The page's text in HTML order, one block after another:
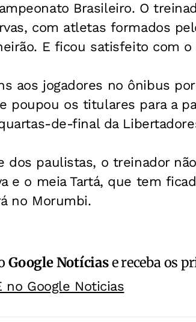
Brasileiro. O
com atletas formados
E ficou satisfeito com
aos jogadores no ônibus
poupou os titulares para a
de-final da
dos paulistas, o treinador
e o meia Tartá, que tem
no Morumbi.
Google Notíciase receba os
no Google Noticias